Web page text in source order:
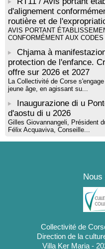
d'alignement
routière et de
AVIS PORTANT
CONFORMÉMENT AUX
Chjama à
protection de l'enfance.
offre sur 2026 et 2027
La Collectivité de Corse
jeune âge, en agissant su...
Inaugurazione di u
d'aostu di u 2026
Gilles Giovannangeli, Président
Félix Acquaviva, Conseille...
Nous
Collectivité de
Direction de la
Villa Ker Maria -